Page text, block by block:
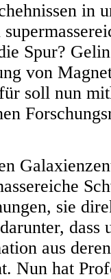
in
Spur?
von
soll nun
sie
dass
aus
Nun hat